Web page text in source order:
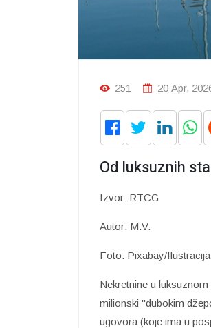
251 20 Apr,
Od luksuznih
Izvor: RTCG
Autor: M.V.
Foto: Pixabay/Ilustracija
Nekretnine u
milionski "dubokim
ugovora (koje ima u